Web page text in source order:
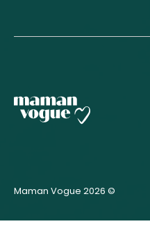
Maman Vogue 2026 ©